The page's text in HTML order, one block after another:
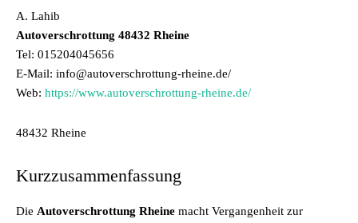
A. Lahib
Autoverschrottung 48432 Rheine
Tel: 015204045656
E-Mail: info@autoverschrottung-rheine.de/
Web: https://www.autoverschrottung-rheine.de/
48432 Rheine
Kurzzusammenfassung
Die Autoverschrottung Rheine macht Vergangenheit zur